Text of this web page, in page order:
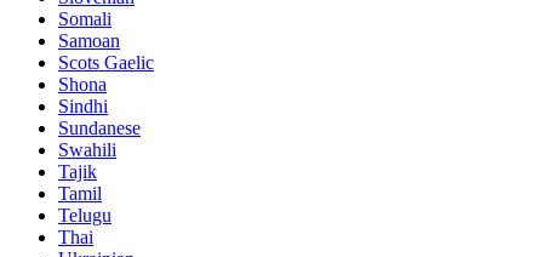
Somali
Samoan
Scots Gaelic
Shona
Sindhi
Sundanese
Swahili
Tajik
Tamil
Telugu
Thai